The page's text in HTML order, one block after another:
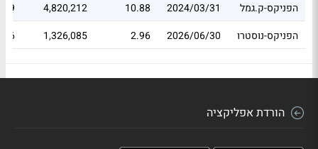
הפניקס-ק.גמל 2024/03/31
10.88
4,820,212
הפניקס-נוסטרו
2026/06/30
2.96
1,326,085
הורדת אפליקציה